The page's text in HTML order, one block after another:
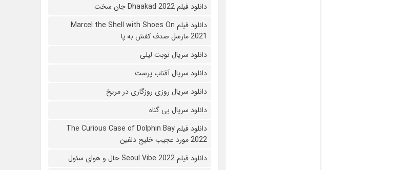
دانلود فیلم Dhaakad 2022 جان سخت
دانلود فیلم Marcel the Shell with Shoes On
2021 مارسل صدف کفش به پا
دانلود سریال نوبت لیلی
دانلود سریال آفتاب پرست
دانلود سریال روزی روزگاری در مریخ
دانلود سریال بی گناه
دانلود فیلم The Curious Case of Dolphin Bay
2022 مورد عجیب خلیج دلفین
دانلود فیلم Seoul Vibe 2022 حال و هوای سئول